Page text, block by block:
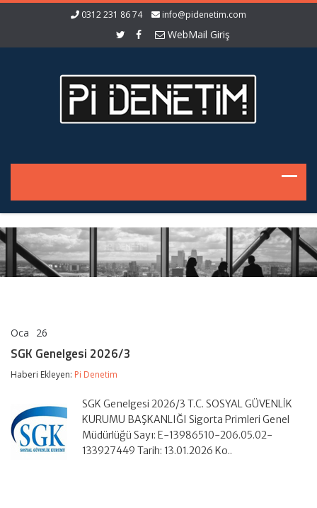
0312 231 86 74 info@pidenetim.com
WebMail Giriş
Oca 26
2026/3
için
SGK Genelgesi 2026/3
Haberi Ekleyen: Pi Denetim
SGK Genelgesi 2026/3 T.C. SOSYAL GÜVENLİK
KURUMU BAŞKANLIĞI Sigorta Primleri Genel
Müdürlüğü Sayı: E-13986510-206.05.02-
133927449 Tarih: 13.01.2026 Ko..